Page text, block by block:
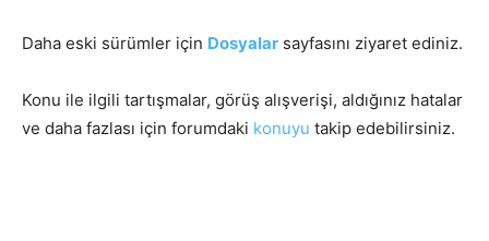
Daha eski sürümler için Dosyalar sayfasını ziyaret ediniz.
Konu ile ilgili tartışmalar, görüş alışverişi, aldığınız hatalar
ve daha fazlası için forumdaki konuyu takip edebilirsiniz.